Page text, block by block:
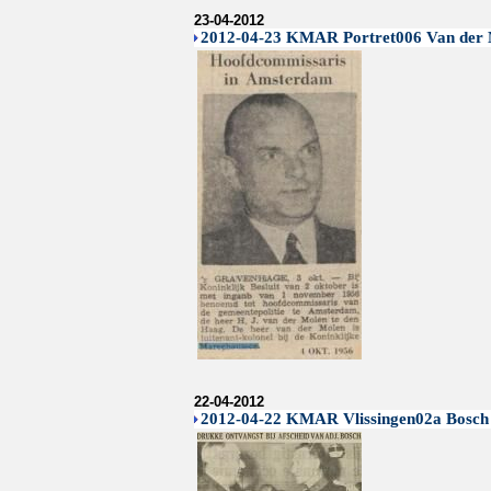
23-04-2012
2012-04-23 KMAR Portret006 Van der
22-04-2012
2012-04-22 KMAR Vlissingen02a Bosch